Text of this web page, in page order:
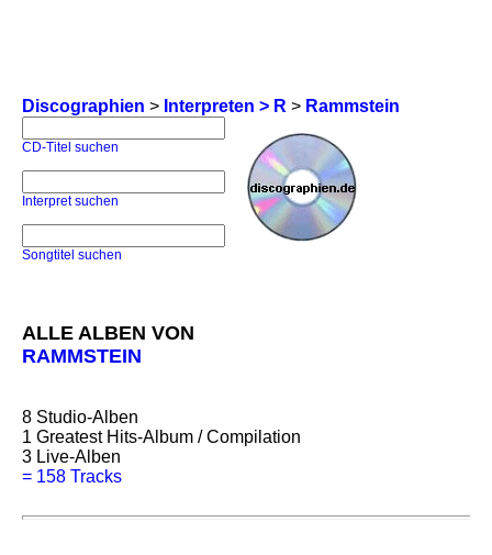
Discographien > Interpreten > R > Rammstein
CD-Titel suchen
Interpret suchen
Songtitel suchen
ALLE ALBEN VON
RAMMSTEIN
8 Studio-Alben
1 Greatest Hits-Album / Compilation
3 Live-Alben
= 158 Tracks